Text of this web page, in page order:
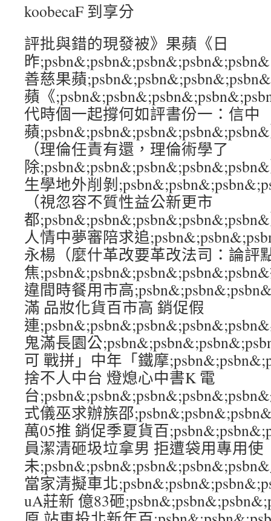
koobecaF 到享分
評批與錯的現發被》果蘋《日
昨
善慈果蘋
蘋《
代時個一起撐何如評書份一：信中
蘋
（理倫任責有還，理倫術學了
除
生學地外削剝
（視忽容不質性益公新更市
都
人情中夢審陪求追
永楊（麼什革改要革改法司：論評
焦
違間時餐用市高
滿 品妝化貨百市高 銷促假
連
鬼滿長園公
可 戰拼」中年「鐵摩
捨不人中台 燈熄心中書K 電
台
式儀巫求辦族邵
萬05推 銷促季夏貨百
員潔清砸圾垃拿男 拒遭袋用專用使
未
當家清擬車北
uA莊新 億83砸